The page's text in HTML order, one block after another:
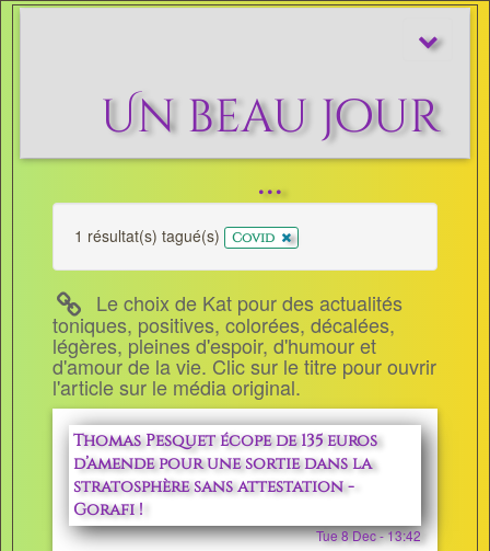
Afficher/
Un beau jour
...
1 résultat(s) tagué(s) Covid x
Le choix de Kat pour des actualités
toniques, positives, colorées, décalées,
légères, pleines d'espoir, d'humour et
d'amour de la vie. Clic sur le titre pour ouvrir
l'article sur le média original.
Thomas Pesquet écope de 135 euros
d’amende pour une sortie dans la
stratosphère sans attestation -
Gorafi !
Tue 8 Dec - 13:42